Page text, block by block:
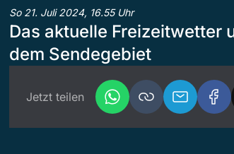
So 21. Juli 2024, 16.55 Uhr
Das aktuelle Freizeitwetter
dem Sendegebiet
Jetzt teilen